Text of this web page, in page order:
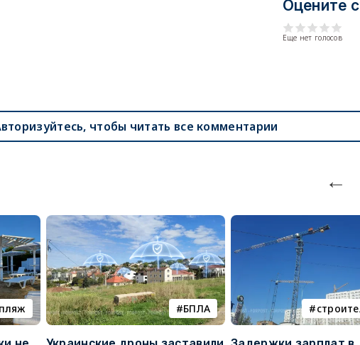
Оцените
Еще нет голосов
чтобы читать все комментарии
пляж БПЛА